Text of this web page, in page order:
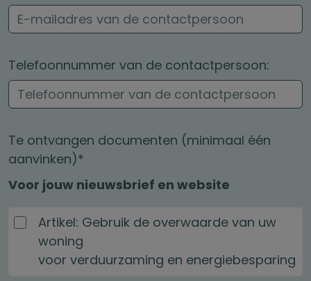
Telefoonnummer van de contactpersoon:
Te ontvangen documenten (minimaal één
aanvinken)*
Voor jouw nieuwsbrief en website
Artikel: Gebruik de overwaarde van uw
woning
voor verduurzaming en energiebesparing